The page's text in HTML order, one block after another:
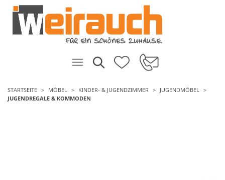
STARTSEITE MÖBEL KINDER- & JUGENDZIMMER
JUGENDMÖBEL
JUGENDREGALE & KOMMODEN